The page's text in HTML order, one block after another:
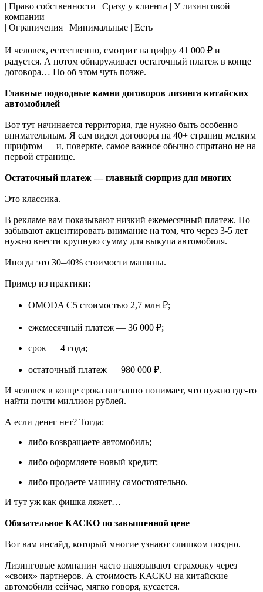
| Право собственности | Сразу у клиента | У лизинговой
компании |
| Ограничения | Минимальные | Есть |
И человек, естественно, смотрит на цифру 41 000 ₽ и
радуется. А потом обнаруживает остаточный платеж в конце
договора… Но об этом чуть позже.
Главные подводные камни договоров лизинга китайских
автомобилей
Вот тут начинается территория, где нужно быть особенно
внимательным. Я сам видел договоры на 40+ страниц мелким
шрифтом — и, поверьте, самое важное обычно спрятано не на
первой странице.
Остаточный платеж — главный сюрприз для многих
Это классика.
В рекламе вам показывают низкий ежемесячный платеж. Но
забывают акцентировать внимание на том, что через 3-5 лет
нужно внести крупную сумму для выкупа автомобиля.
Иногда это 30–40% стоимости машины.
Пример из практики:
OMODA C5 стоимостью 2,7 млн ₽;
ежемесячный платеж — 36 000 ₽;
срок — 4 года;
остаточный платеж — 980 000 ₽.
И человек в конце срока внезапно понимает, что нужно где-то
найти почти миллион рублей.
А если денег нет? Тогда:
либо возвращаете автомобиль;
либо оформляете новый кредит;
либо продаете машину самостоятельно.
И тут уж как фишка ляжет…
Обязательное КАСКО по завышенной цене
Вот вам инсайд, который многие узнают слишком поздно.
Лизинговые компании часто навязывают страховку через
«своих» партнеров. А стоимость КАСКО на китайские
автомобили сейчас, мягко говоря, кусается.